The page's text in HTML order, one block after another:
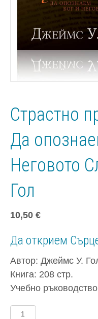
Страстно
Да
Неговото
Гол
10,50 €
Да открием
Автор: Джеймс У.
Книга: 208 стр.
Учебно
количество